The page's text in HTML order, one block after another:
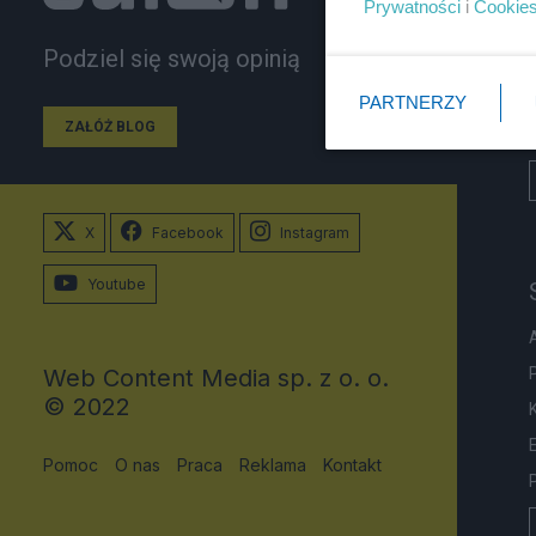
Podziel się swoją opinią
ZAŁÓŻ BLOG
X Facebook Instagram
Youtube
Web Content Media sp. z o. o.
© 2022
Pomoc O nas Praca Reklama Kontakt
Prywatności i Cookies
PARTNERZY